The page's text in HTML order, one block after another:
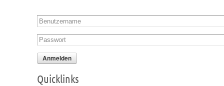
Benutzername
Passwort
Quicklinks